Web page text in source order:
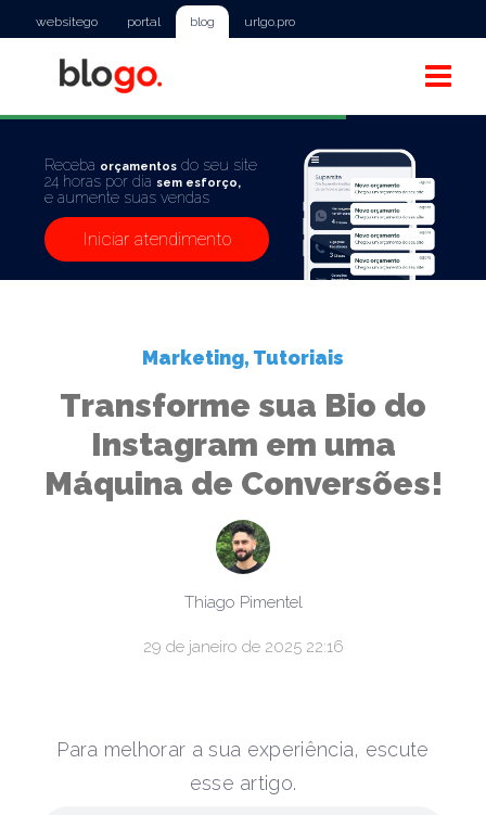
websitego portal blog urlgo.pro
Receba orçamentos do seu site
24 horas por dia sem esforço,
e aumente suas vendas
Iniciar atendimento
Marketing, Tutoriais
Transforme sua Bio do
Instagram em uma
Máquina de Conversões!
Thiago Pimentel
29 de janeiro de 2025 22:16
Para melhorar a sua experiência, escute
esse artigo.